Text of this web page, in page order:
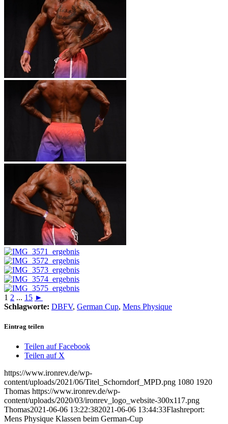
1 2 ... 15 ►
Schlagworte: DBFV, German Cup, Mens Physique
Eintrag teilen
Teilen auf Facebook
Teilen auf X
https://www.ironrev.de/wp-
content/uploads/2021/06/Titel_Schorndorf_MPD.png 1080 1920
Thomas https://www.ironrev.de/wp-
content/uploads/2020/03/ironrev_logo_website-300x117.png
Thomas2021-06-06 13:22:382021-06-06 13:44:33Flashreport:
Mens Physique Klassen beim German-Cup